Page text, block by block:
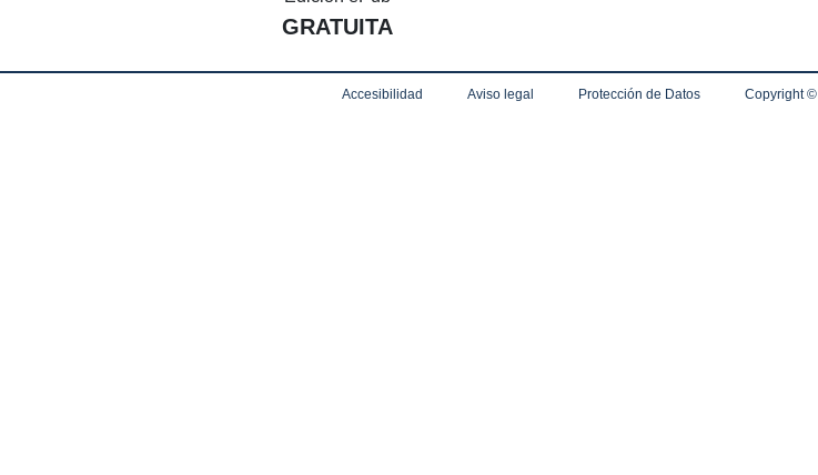
GRATUITA
Accesibilidad Aviso legal Protección de Datos Copyright ©